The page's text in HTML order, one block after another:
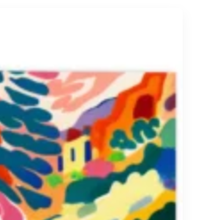
variations.
Les
options
peuvent
être
choisies
sur